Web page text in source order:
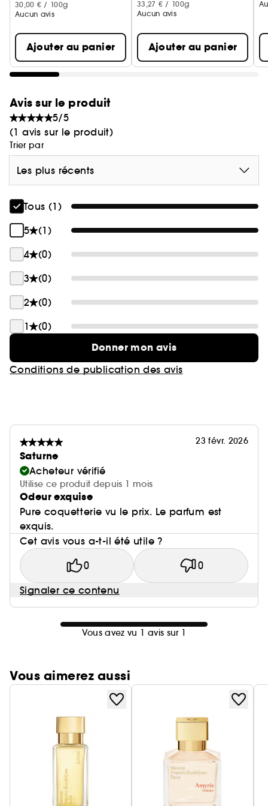
créations parfumées Aqua Universalis : le lait pour
le corps, l'huile pour le corps, la brume pour les
cheveux et le savon solide.
Famille olfactive: Hespéridé musqué
30,00 € / 100g
Aucun avis
Ajouter au panier
33,27 € / 100g
Aucun avis
Ajouter au panier
Avis sur le produit
5/5
(1 avis sur le produit)
Trier par
Les plus récents
Tous (1)
5
(1)
4
(0)
3
(0)
2
(0)
1
(0)
Donner mon avis
Conditions de publication des avis
23 févr. 2026
Saturne
Acheteur vérifié
Utilise ce produit depuis 1 mois
Odeur exquise
Pure coquetterie vu le prix. Le parfum est
exquis.
Cet avis vous a-t-il été utile ?
0 0
Signaler ce contenu
Vous avez vu 1 avis sur 1
Vous aimerez aussi